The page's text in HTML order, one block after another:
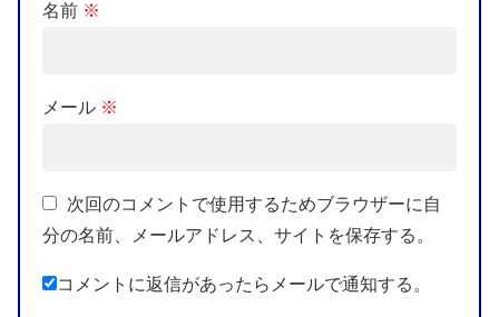
名前 ※
メール ※
次回のコメントで使用するためブラウザーに自
分の名前、メールアドレス、サイトを保存する。
コメントに返信があったらメールで通知する。